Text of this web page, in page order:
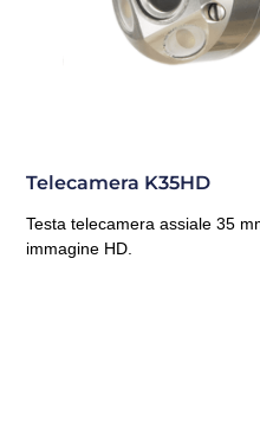
Telecamera K35HD
Testa telecamera assiale 35
immagine HD.